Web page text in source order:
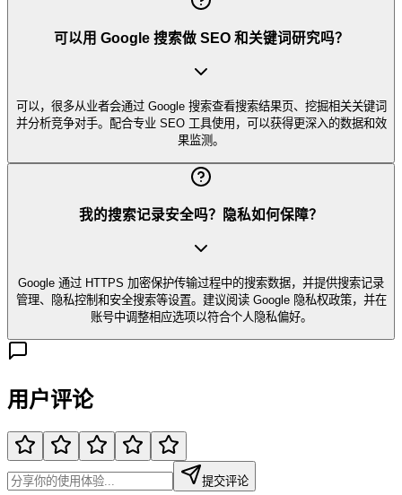
可以用 Google 搜索做 SEO 和关键词研究吗？
可以，很多从业者会通过 Google 搜索查看搜索结果页、挖掘相关关键词
并分析竞争对手。配合专业 SEO 工具使用，可以获得更深入的数据和效
果监测。
我的搜索记录安全吗？隐私如何保障？
Google 通过 HTTPS 加密保护传输过程中的搜索数据，并提供搜索记录
管理、隐私控制和安全搜索等设置。建议阅读 Google 隐私权政策，并在
账号中调整相应选项以符合个人隐私偏好。
用户评论
提交评论